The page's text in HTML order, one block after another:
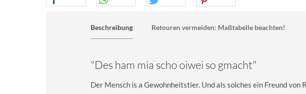
Beschreibung Retouren vermeiden: Maßtabelle beachten!
"Des ham mia scho oiwei so gmacht"
Der Mensch is a Gewohnheitstier. Und als solches ein Freund von